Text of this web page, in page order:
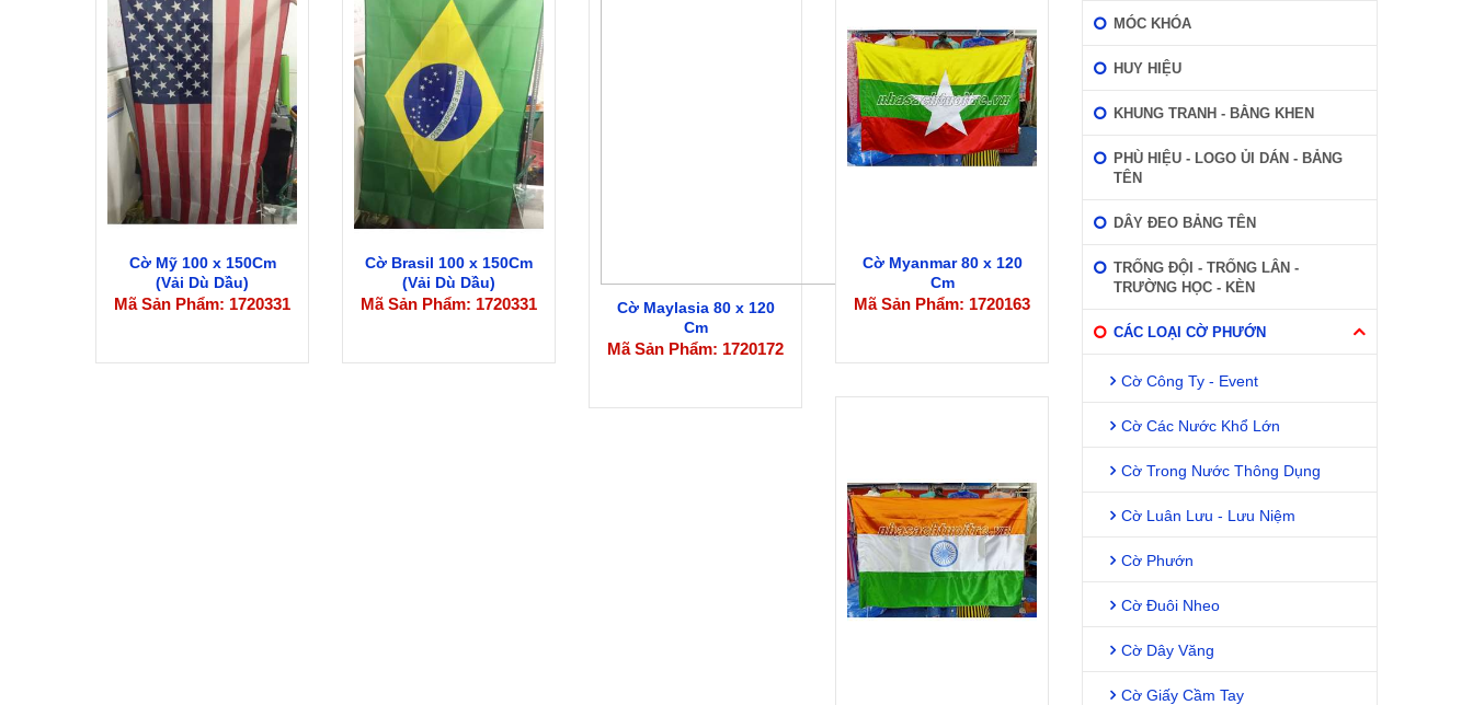
Cờ Mỹ 100 x 150Cm
(Vải Dù Dầu)
Mã Sản Phẩm: 1720331
Cờ Brasil 100 x 150Cm
(Vải Dù Dầu)
Mã Sản Phẩm: 1720331
Cờ Maylasia 80 x 120
Cm
Mã Sản Phẩm: 1720172
Cờ Myanmar 80 x 120
Cm
Mã Sản Phẩm: 1720163
MÓC KHÓA
HUY HIỆU
KHUNG TRANH - BẰNG KHEN
PHÙ HIỆU - LOGO ỦI DÁN - BẢNG
TÊN
DÂY ĐEO BẢNG TÊN
TRỐNG ĐỘI - TRỐNG LÂN -
TRƯỜNG HỌC - KÈN
CÁC LOẠI CỜ PHƯỚN
Cờ Công Ty - Event
Cờ Các Nước Khổ Lớn
Cờ Trong Nước Thông Dụng
Cờ Luân Lưu - Lưu Niệm
Cờ Phướn
Cờ Đuôi Nheo
Cờ Dây Văng
Cờ Giấy Cầm Tay